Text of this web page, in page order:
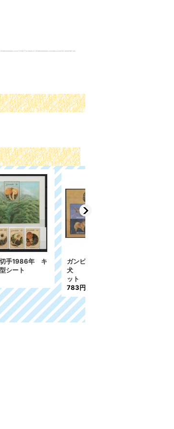
中央アフリカ切手 2016
年 絵画 ゴッホ 小型
1,480円